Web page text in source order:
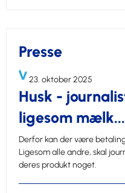
Presse
23. oktober 2025
Husk -
ligesom mælk...
Derfor kan der være
Ligesom alle andre, skal
deres produkt noget.